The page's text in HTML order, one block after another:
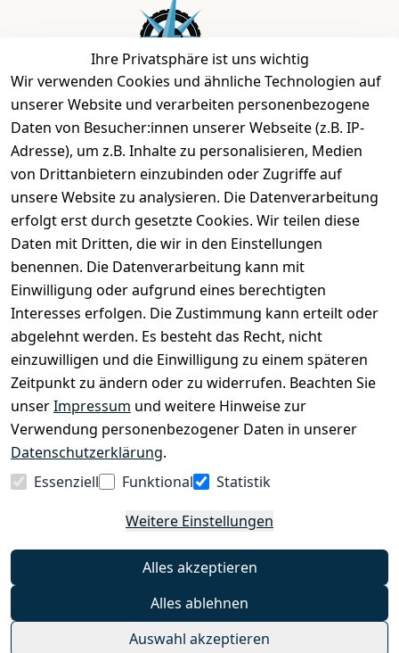
Ihre Privatsphäre ist uns wichtig
Wir verwenden Cookies und ähnliche Technologien auf
unserer Website und verarbeiten personenbezogene
Daten von Besucher:innen unserer Webseite (z.B. IP-
Adresse), um z.B. Inhalte zu personalisieren, Medien
von Drittanbietern einzubinden oder Zugriffe auf
unsere Website zu analysieren. Die Datenverarbeitung
erfolgt erst durch gesetzte Cookies. Wir teilen diese
Daten mit Dritten, die wir in den Einstellungen
benennen. Die Datenverarbeitung kann mit
Einwilligung oder aufgrund eines berechtigten
Interesses erfolgen. Die Zustimmung kann erteilt oder
abgelehnt werden. Es besteht das Recht, nicht
einzuwilligen und die Einwilligung zu einem späteren
Zeitpunkt zu ändern oder zu widerrufen. Beachten Sie
unserImpressum und weitere Hinweise zur
Verwendung personenbezogener Daten in unserer
Datenschutzerklärung.
Essenziell
Funktional
Statistik
Weitere Einstellungen
Alles akzeptieren
Alles ablehnen
Auswahl akzeptieren
Bei uns findest Du das richtige Fahrgefühl. Auf über
2.400 m² bieten wir Dir die beste Beratung zu
Kinderfahrrädern über E-MTBs bis hin zu
Lastenfahrrädern und Elektrorollern.
EINKAUFEN
› Fahrrad Aachen
› Zahlungs- und Versandbedingungen
INFORMATIONEN
› Batteriehinweis
› Widerrufsrecht
Impressum